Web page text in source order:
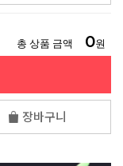
총 상품 금액 0원
장바구니